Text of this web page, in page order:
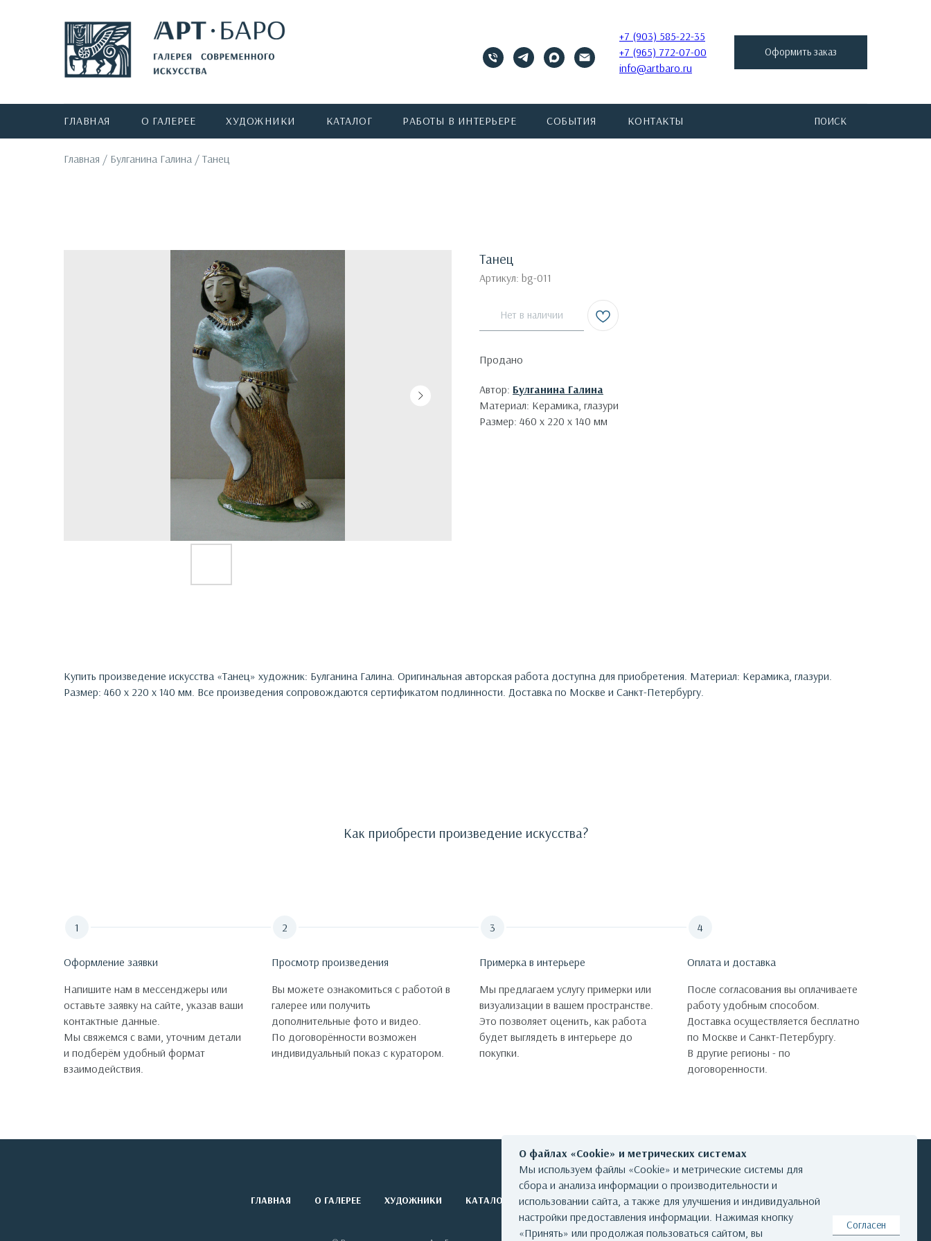
+7 (903) 585-22-35
+7 (965) 772-07-00
info@artbaro.ru
Оформить заказ
ПОИСК
ГЛАВНАЯ О ГАЛЕРЕЕ ХУДОЖНИКИ КАТАЛОГ РАБОТЫ В ИНТЕРЬЕРЕ СОБЫТИЯ КОНТАКТЫ
Главная / Булганина Галина / Танец
Танец
Артикул: bg-011
Нет в наличии
Продано
Автор: Булганина Галина
Материал: Керамика, глазури
Размер: 460 х 220 х 140 мм
Купить произведение искусства «Танец» художник: Булганина Галина. Оригинальная авторская работа доступна для приобретения. Материал: Керамика, глазури.
Размер: 460 х 220 х 140 мм. Все произведения сопровождаются сертификатом подлинности. Доставка по Москве и Санкт-Петербургу.
Как приобрести произведение искусства?
Оформление заявки
Напишите нам в мессенджеры или
оставьте заявку на сайте, указав ваши
контактные данные.
Мы свяжемся с вами, уточним детали
и подберём удобный формат
взаимодействия.
Просмотр произведения
Вы можете ознакомиться с работой в
галерее или получить
дополнительные фото и видео.
По договорённости возможен
индивидуальный показ с куратором.
Примерка в интерьере
Мы предлагаем услугу примерки или
визуализации в вашем пространстве.
Это позволяет оценить, как работа
будет выглядеть в интерьере до
покупки.
Оплата и доставка
После согласования вы оплачиваете
работу удобным способом.
Доставка осуществляется бесплатно
по Москве и Санкт-Петербургу.
В другие регионы - по
договоренности.
ГЛАВНАЯ О ГАЛЕРЕЕ ХУДОЖНИКИ КАТАЛОГ РАБОТ СОБЫТИЯ КОНТАКТЫ
О файлах «Cookie» и метрических системах
Мы используем файлы «Cookie» и метрические системы для
сбора и анализа информации о производительности и
использовании сайта, а также для улучшения и индивидуальной
настройки предоставления информации. Нажимая кнопку
«Принять» или продолжая пользоваться сайтом, вы
Согласен